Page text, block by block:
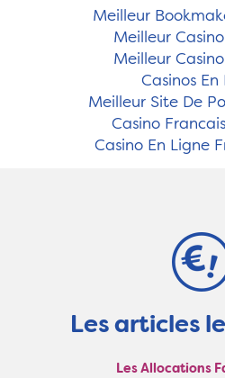
Meilleur
Meilleur
Meilleur
Casinos En
Meilleur Site De
Casino
Casino En Ligne
Les articles
Les Allocations